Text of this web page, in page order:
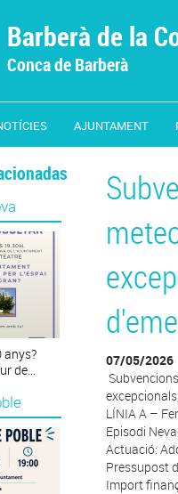
Barberà de la
Conca de Barberà
AJUNTAMENT
anys?
de...
07/05/2026
LÍNIA A –
Episodi
Actuació:
Pressupost
Import